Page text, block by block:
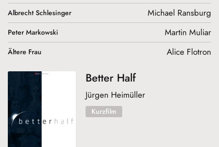
Albrecht Schlesinger Michael Ransburg
Peter Markowski Martin Muliar
Ältere Frau Alice Flotron
Better Half
Jürgen Heimüller
Kurzfilm